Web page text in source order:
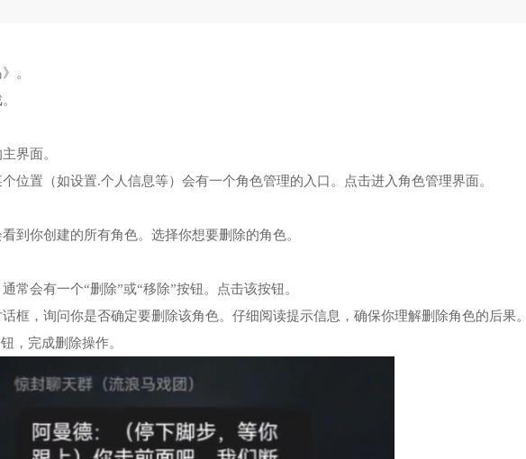
。
界面。
位置（如设置.个人信息等）会有一个角色管理的入口。点击进入角色管理界面。
到你创建的所有角色。选择你想要删除的角色。
常会有一个“删除”或“移除”按钮。点击该按钮。
框，询问你是否确定要删除该角色。仔细阅读提示信息，确保你理解删除角色的后果
，完成删除操作。